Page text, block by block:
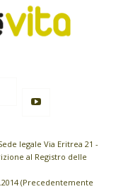
legale Via Eritrea 21 -
al Registro delle
(Precedentemente